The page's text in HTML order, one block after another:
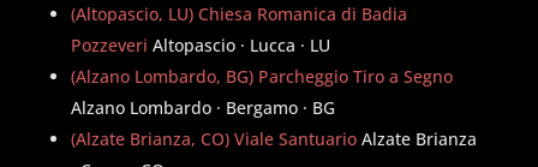
(Altopascio, LU) Chiesa Romanica di Badia
Pozzeveri Altopascio · Lucca · LU
(Alzano Lombardo, BG) Parcheggio Tiro a Segno
Alzano Lombardo · Bergamo · BG
(Alzate Brianza, CO) Viale Santuario Alzate Brianza